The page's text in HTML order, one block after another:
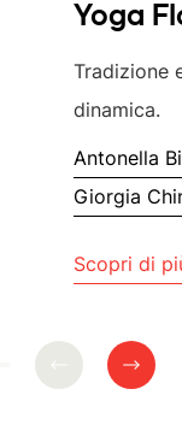
Yoga
Tradizione
dinamica.
Antonella
Giorgia
Scopri di